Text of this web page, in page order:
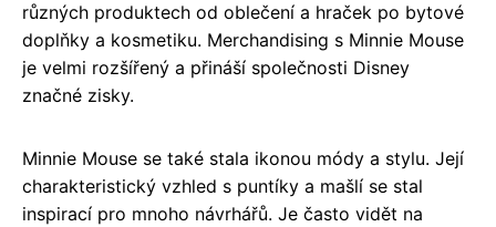
různých produktech od oblečení a hraček po bytové
doplňky a kosmetiku. Merchandising s Minnie Mouse
je velmi rozšířený a přináší společnosti Disney
značné zisky.
Minnie Mouse se také stala ikonou módy a stylu. Její
charakteristický vzhled s puntíky a mašlí se stal
inspirací pro mnoho návrhářů. Je často vidět na